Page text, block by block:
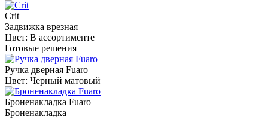
Crit
Задвижка врезная
Цвет: В ассортименте
Готовые решения
Ручка дверная Fuaro
Цвет: Черный матовый
Броненакладка Fuaro
Броненакладка